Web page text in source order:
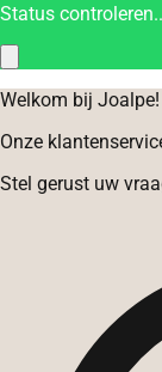
Status
Welkom bij Joalpe!
Onze
Stel gerust uw